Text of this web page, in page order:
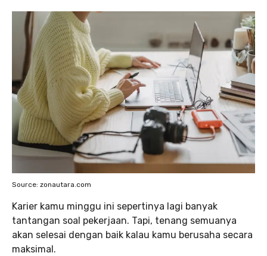
Source: zonautara.com
Karier kamu minggu ini sepertinya lagi banyak
tantangan soal pekerjaan. Tapi, tenang semuanya
akan selesai dengan baik kalau kamu berusaha secara
maksimal.